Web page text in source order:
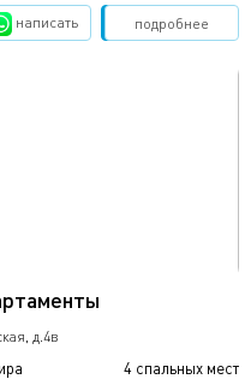
подробнее
написать Забронировать
д.4в
4 спальных мест